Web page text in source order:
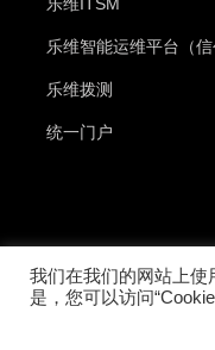
乐维ITSM
乐维智能运维平台（信
乐维拨测
统一门户
我们在我们的网站上使
是，您可以访问